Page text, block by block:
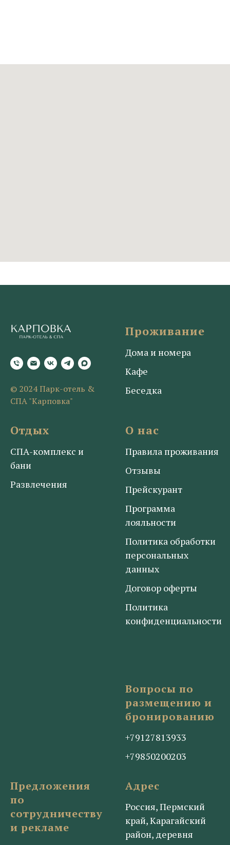
© 2024 Парк-отель &
СПА "Карповка"
Проживание
Дома и номера
Кафе
Беседка
Отдых
СПА-комплекс и
бани
Развлечения
О нас
Правила проживания
Отзывы
Прейскурант
Программа
лояльности
Политика обработки
персональных
данных
Договор оферты
Политика
конфиденциальности
Вопросы по
размещению и
бронированию
+79127813933
+79850200203
Предложения
по
сотрудничеству
и рекламе
Адрес
Россия, Пермский
край, Карагайский
район, деревня